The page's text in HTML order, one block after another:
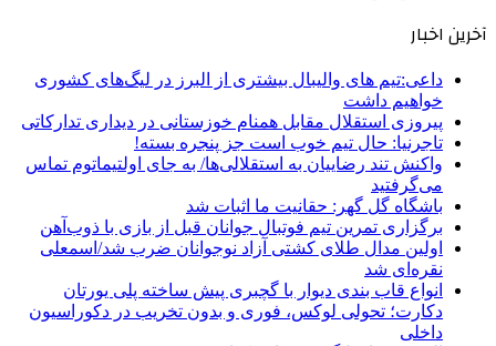
آخرین اخبار
داعی:تیم های والیبال بیشتری از البرز در لیگ‌های کشوری
خواهیم داشت
پیروزی استقلال مقابل همنام خوزستانی در دیداری تدارکاتی
تاجرنیا: حال تیم خوب است جز پنجره بسته!
واکنش تند رضاییان به استقلالی‌ها/ به جای اولتیماتوم تماس
می‌گرفتید
باشگاه گل گهر: حقانیت ما اثبات شد
برگزاری تمرین تیم فوتبال جوانان قبل از بازی با ذوب‌آهن
اولین مدال طلای کشتی آزاد نوجوانان ضرب شد/اسمعلی
نقره‌ای شد
انواع قاب بندی دیوار با گچبری پیش ساخته پلی یورتان
دکارت؛ تحولی لوکس، فوری و بدون تخریب در دکوراسیون
داخلی